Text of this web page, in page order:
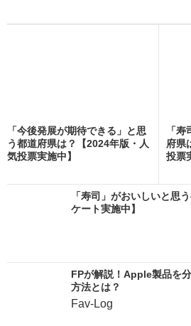
「今後発展が期待できる」と思
う都道府県は？【2024年版・人
気投票実施中】
「
府県
投票
「寿司」がおいしいと思
ケート実施中】
FPが解説！Apple製品を
方法とは？
Fav-Log